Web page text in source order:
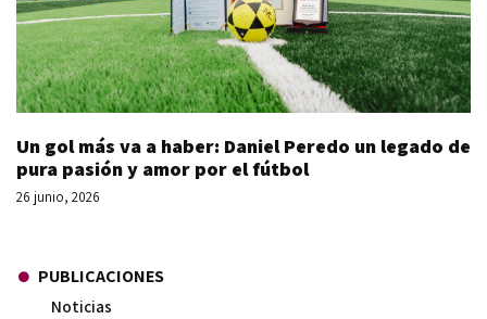
Un gol más va a haber: Daniel Peredo un legado de
pura pasión y amor por el fútbol
26 junio, 2026
PUBLICACIONES
Noticias